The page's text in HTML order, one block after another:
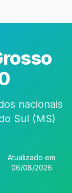
nacionais
Sul (MS)
Atualizado em
06/08/2026